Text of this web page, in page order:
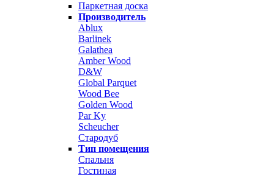
Паркетная доска
Производитель
Ablux
Barlinek
Galathea
Amber Wood
D&W
Global Parquet
Wood Bee
Golden Wood
Par Ky
Scheucher
Стародуб
Тип помещения
Спальня
Гостиная